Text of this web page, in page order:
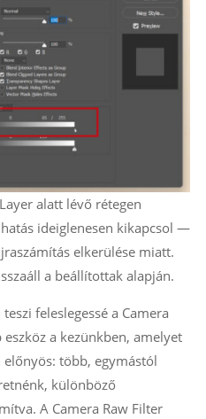
alatt lévő rétegen
ideiglenesen kikapcsol —
elkerülése miatt.
a beállítottak alapján.
feleslegessé a Camera
a kezünkben, amelyet
több, egymástól
különböző
A Camera Raw Filter